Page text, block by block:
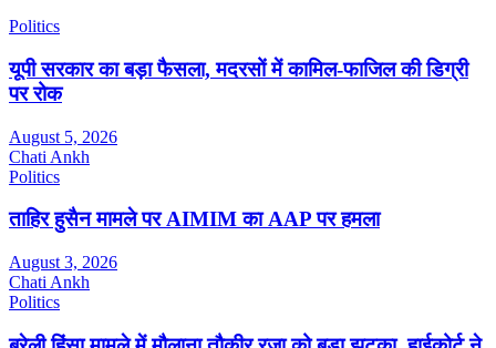
Politics
यूपी सरकार का बड़ा फैसला, मदरसों में कामिल-फाजिल की डिग्री
पर रोक
August 5, 2026
Chati Ankh
Politics
ताहिर हुसैन मामले पर AIMIM का AAP पर हमला
August 3, 2026
Chati Ankh
Politics